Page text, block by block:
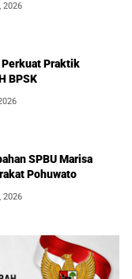
2026
Perkuat Praktik
BPSK
SPBU Marisa
Pohuwato
2026